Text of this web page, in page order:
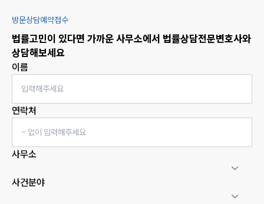
방문상담예약접수
법률고민이 있다면 가까운 사무소에서 법률상담전문변호사와
상담해보세요
이름
연락처
사무소
사건분야